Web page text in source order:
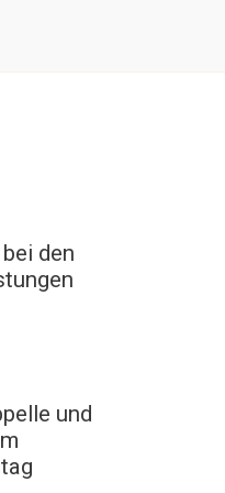
den
und